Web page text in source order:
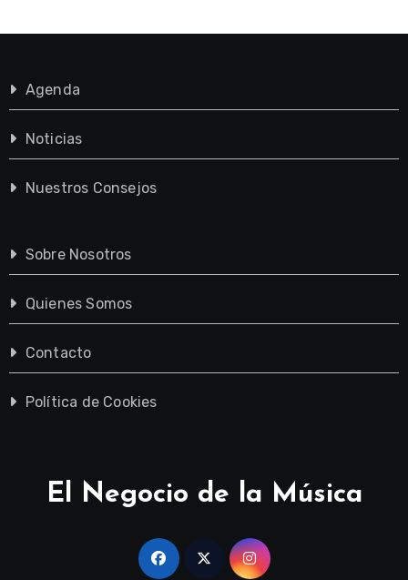
Agenda
Noticias
Nuestros Consejos
Sobre Nosotros
Quienes Somos
Contacto
Política de Cookies
El Negocio de la Música